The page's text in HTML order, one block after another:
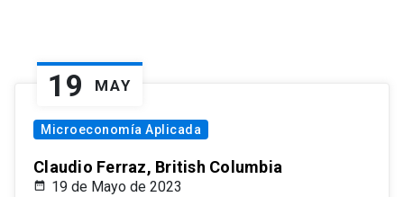
19 MAY
Microeconomía Aplicada
Claudio Ferraz, British Columbia
19 de Mayo de 2023